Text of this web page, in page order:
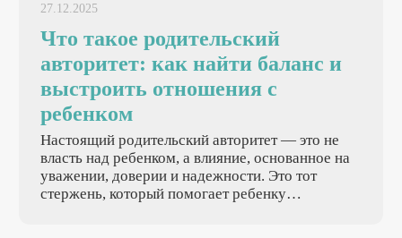
27.12.2025
Что такое родительский
авторитет: как найти баланс и
выстроить отношения с
ребенком
Настоящий родительский авторитет — это не
власть над ребенком, а влияние, основанное на
уважении, доверии и надежности. Это тот
стержень, который помогает ребенку